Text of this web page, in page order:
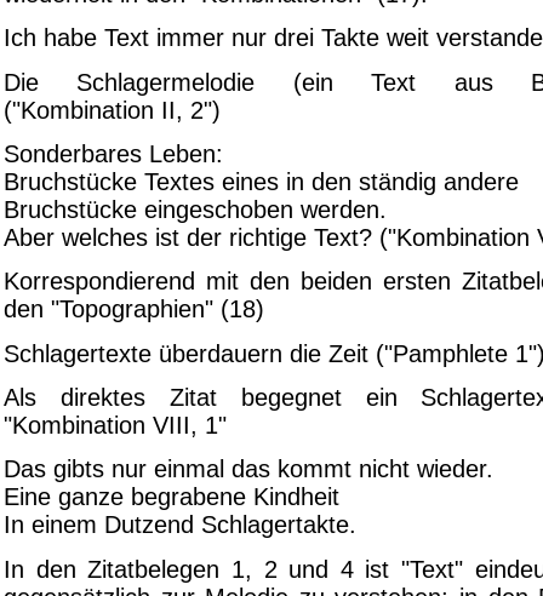
Ich habe Text immer nur drei Takte weit
Die Schlagermelodie (ein Text aus
("Kombination II, 2")
Sonderbares Leben:
Bruchstücke Textes eines in den ständig andere
Bruchstücke eingeschoben werden.
Aber welches ist der richtige Text? ("Kombination
Korrespondierend mit den beiden ersten
den "Topographien" (18)
Schlagertexte überdauern die Zeit ("Pamphlete
Als direktes Zitat begegnet ein
"Kombination VIII, 1"
Das gibts nur einmal das kommt nicht wieder.
Eine ganze begrabene Kindheit
In einem Dutzend Schlagertakte.
In den Zitatbelegen 1, 2 und 4 ist "Text"